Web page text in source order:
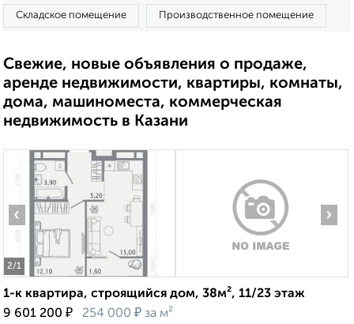
Складское помещение Производственное помещение
Свежие, новые объявления о продаже,
аренде недвижимости, квартиры, комнаты,
дома, машиноместа, коммерческая
недвижимость в Казани
2/1
‹ ›
1-к квартира, строящийся дом, 38м², 11/23 этаж
9 601 200 ₽ 254 000 ₽ за м²